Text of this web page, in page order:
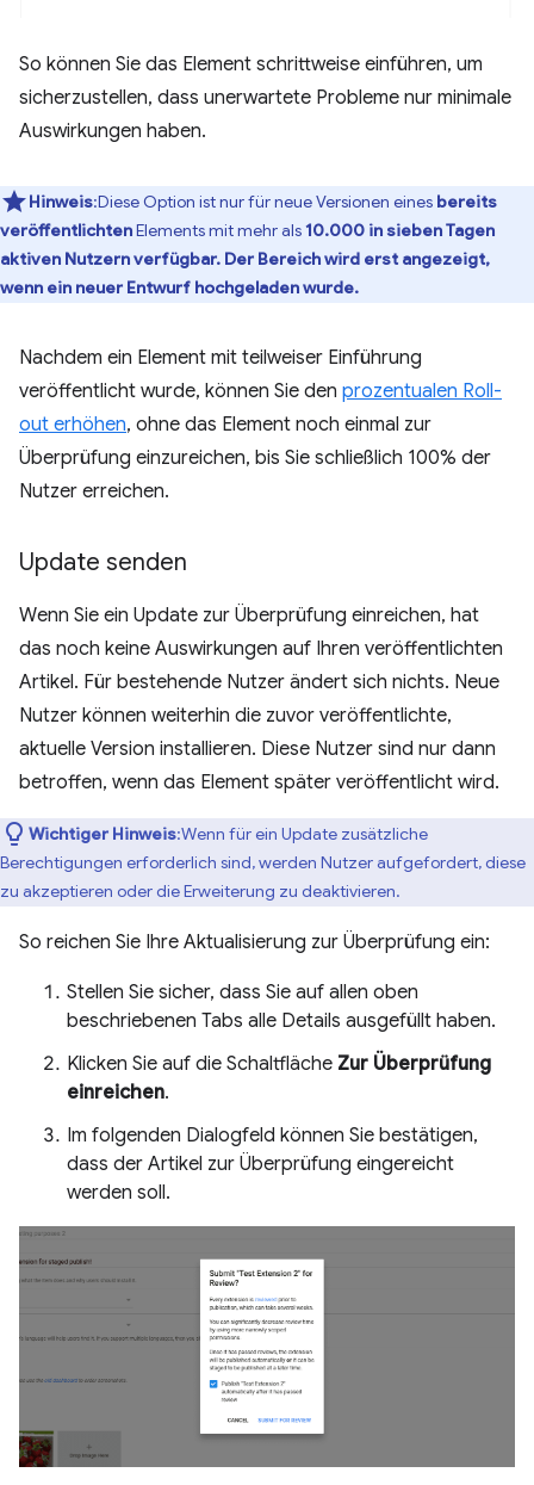
So können Sie das Element schrittweise einführen, um
sicherzustellen, dass unerwartete Probleme nur minimale
Auswirkungen haben.
Hinweis:Diese Option ist nur für neue Versionen eines bereits
veröffentlichtenElements mit mehr als10.000 in sieben Tagen
aktiven Nutzern verfügbar. Der Bereich wird erst angezeigt,
wenn ein neuer Entwurf hochgeladen wurde.
Nachdem ein Element mit teilweiser Einführung
veröffentlicht wurde, können Sie den prozentualen Roll-
out erhöhen, ohne das Element noch einmal zur
Überprüfung einzureichen, bis Sie schließlich 100% der
Nutzer erreichen.
Update senden
Wenn Sie ein Update zur Überprüfung einreichen, hat
das noch keine Auswirkungen auf Ihren veröffentlichten
Artikel. Für bestehende Nutzer ändert sich nichts. Neue
Nutzer können weiterhin die zuvor veröffentlichte,
aktuelle Version installieren. Diese Nutzer sind nur dann
betroffen, wenn das Element später veröffentlicht wird.
Wichtiger Hinweis:Wenn für ein Update zusätzliche
Berechtigungen erforderlich sind, werden Nutzer aufgefordert, diese
zu akzeptieren oder die Erweiterung zu deaktivieren.
So reichen Sie Ihre Aktualisierung zur Überprüfung ein:
Stellen Sie sicher, dass Sie auf allen oben
beschriebenen Tabs alle Details ausgefüllt haben.
Klicken Sie auf die Schaltfläche Zur Überprüfung
einreichen.
Im folgenden Dialogfeld können Sie bestätigen,
dass der Artikel zur Überprüfung eingereicht
werden soll.